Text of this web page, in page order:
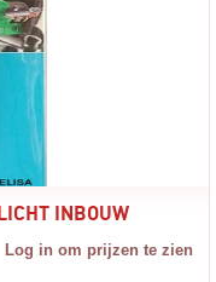
INBOUW
Log in om prijzen te zien